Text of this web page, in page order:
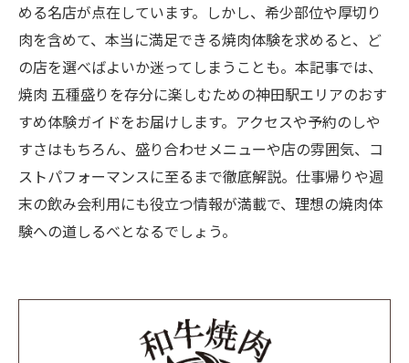
める名店が点在しています。しかし、希少部位や厚切り
肉を含めて、本当に満足できる焼肉体験を求めると、ど
の店を選べばよいか迷ってしまうことも。本記事では、
焼肉 五種盛りを存分に楽しむための神田駅エリアのおす
すめ体験ガイドをお届けします。アクセスや予約のしや
すさはもちろん、盛り合わせメニューや店の雰囲気、コ
ストパフォーマンスに至るまで徹底解説。仕事帰りや週
末の飲み会利用にも役立つ情報が満載で、理想の焼肉体
験への道しるべとなるでしょう。